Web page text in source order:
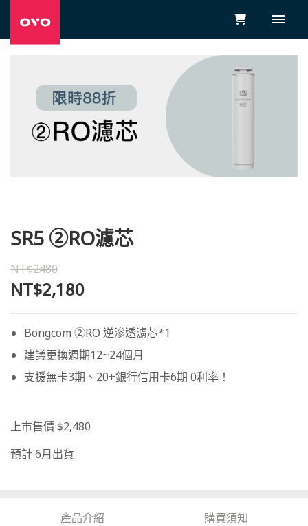
SR5 ②RO濾芯
NT$2480
NT$2,180
Bongcom ②RO 逆滲透濾芯*1
建議更換週期12~24個月
支援無卡3期、20+銀行信用卡6期 0利率！
上市售價 $2,480
預計 6月出貨
產品介紹 購買須知